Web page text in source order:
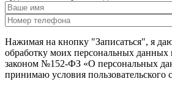
Нажимая на кнопку "Записаться", я даю
обработку моих персональных данных
законом №152-ФЗ «О персональных
принимаю условия пользовательского